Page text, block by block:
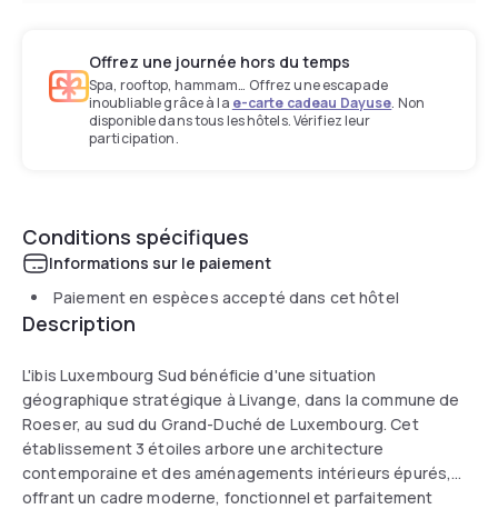
Offrez une journée hors du temps
Spa, rooftop, hammam… Offrez une escapade
inoubliable grâce à la e-carte cadeau Dayuse. Non
disponible dans tous les hôtels. Vérifiez leur
participation.
Conditions spécifiques
Informations sur le paiement
Paiement en espèces accepté dans cet hôtel
Description
L'ibis Luxembourg Sud bénéficie d'une situation
géographique stratégique à Livange, dans la commune de
Roeser, au sud du Grand-Duché de Luxembourg. Cet
établissement 3 étoiles arbore une architecture
contemporaine et des aménagements intérieurs épurés,
offrant un cadre moderne, fonctionnel et parfaitement